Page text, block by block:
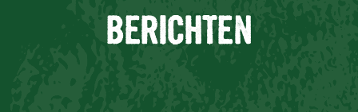
BERICHTEN